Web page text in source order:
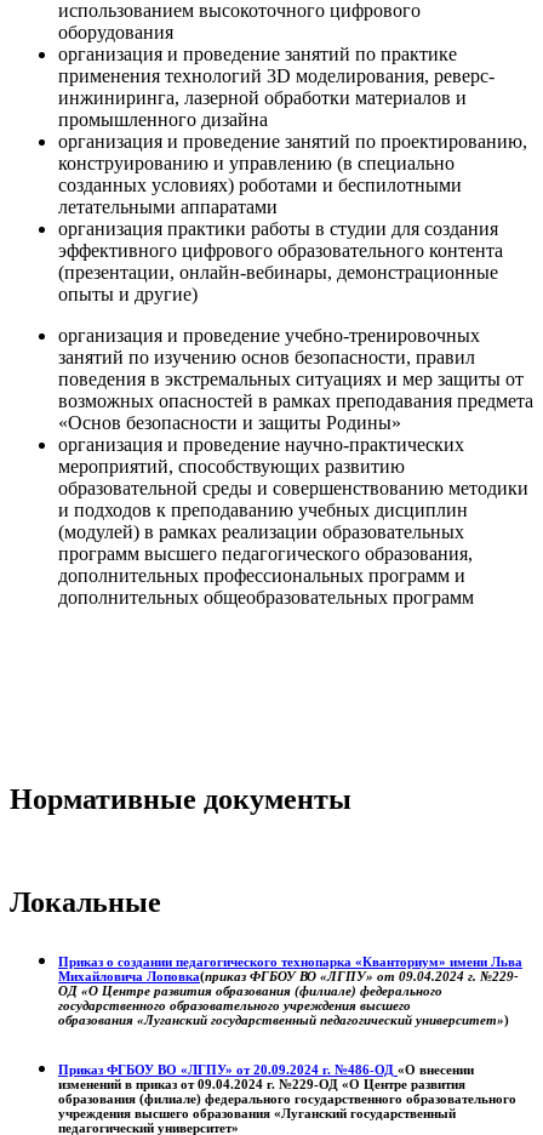
использованием высокоточного цифрового
оборудования
организация и проведение занятий по практике
применения технологий 3D моделирования, реверс-
инжиниринга, лазерной обработки материалов и
промышленного дизайна
организация и проведение занятий по проектированию,
конструированию и управлению (в специально
созданных условиях) роботами и беспилотными
летательными аппаратами
организация практики работы в студии для создания
эффективного цифрового образовательного контента
(презентации, онлайн-вебинары, демонстрационные
опыты и другие)
организация и проведение учебно-тренировочных
занятий по изучению основ безопасности, правил
поведения в экстремальных ситуациях и мер защиты от
возможных опасностей в рамках преподавания предмета
«Основ безопасности и защиты Родины»
организация и проведение научно-практических
мероприятий, способствующих развитию
образовательной среды и совершенствованию методики
и подходов к преподаванию учебных дисциплин
(модулей) в рамках реализации образовательных
программ высшего педагогического образования,
дополнительных профессиональных программ и
дополнительных общеобразовательных программ
Нормативные документы
Локальные
Приказ о создании педагогического технопарка «Кванториум» имени Льва
Михайловича Лоповка(приказ ФГБОУ ВО «ЛГПУ» от 09.04.2024 г. №229-
ОД «О Центре развития образования (филиале) федерального
государственного образовательного учреждения высшего
образования «Луганский государственный педагогический университет»)
Приказ ФГБОУ ВО «ЛГПУ» от 20.09.2024 г. №486-ОД «О внесении
изменений в приказ от 09.04.2024 г. №229-ОД «О Центре развития
образования (филиале) федерального государственного образовательного
учреждения высшего образования «Луганский государственный
педагогический университет»